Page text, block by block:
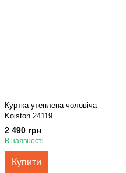
Куртка утеплена чоловіча
Koiston 24119
2 490 грн
В наявності
Купити